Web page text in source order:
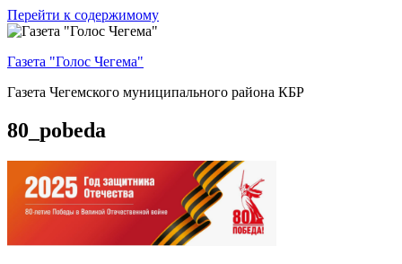
Перейти к содержимому
Газета "Голос Чегема"
Газета Чегемского муниципального района КБР
80_pobeda